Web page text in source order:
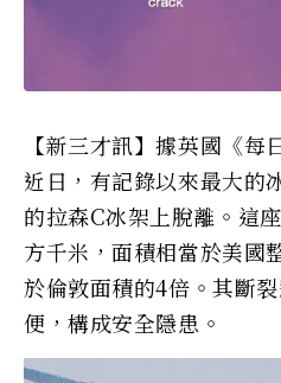
【新三才訊】據英國《每
近日，有記錄以來最大的
的拉森C冰架上脫離。這
方千米，面積相當於美國
於倫敦面積的4倍。其斷
便，構成安全隱患。